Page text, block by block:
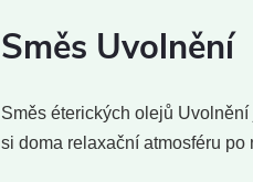
Směs Uvolnění
Směs éterických olejů
si doma relaxační atmosféru po